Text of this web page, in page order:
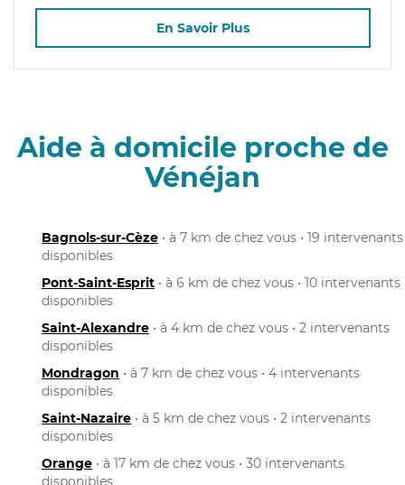
En Savoir Plus
Aide à domicile proche de
Vénéjan
Bagnols-sur-Cèze • à 7 km de chez vous • 19 intervenants
disponibles
Pont-Saint-Esprit • à 6 km de chez vous • 10 intervenants
disponibles
Saint-Alexandre • à 4 km de chez vous • 2 intervenants
disponibles
Mondragon • à 7 km de chez vous • 4 intervenants
disponibles
Saint-Nazaire • à 5 km de chez vous • 2 intervenants
disponibles
Orange • à 17 km de chez vous • 30 intervenants
disponibles